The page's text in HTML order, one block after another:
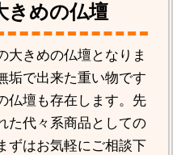
きめの仏壇
大きめの仏壇となりま
垢で出来た重い物です
仏壇も存在します。先
た代々系商品としての
ずはお気軽にご相談下